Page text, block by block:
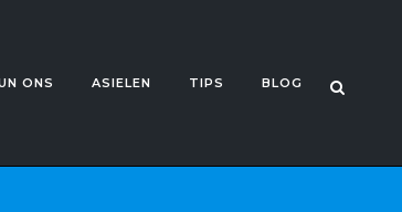
ONS ASIELEN TIPS BLOG